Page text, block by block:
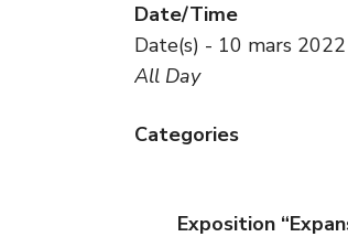
Date/Time
Date(s) - 10 mars
All Day
Categories
Exposition